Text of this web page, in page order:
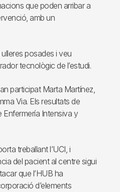
que poden arribar a
amb un
posades i veu
tecnològic de l’estudi.
participat Marta Martínez,
Via. Els resultats de
Enfermería Intensiva y
treballant l’UCI, i
del pacient al centre sigui
que l’HUB ha
d’elements